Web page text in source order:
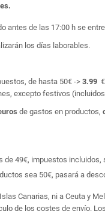
.
antes de las 17:00 h se
los días laborables.
de hasta 50€ -> 3.99 €
excepto festivos
de gastos en productos,
49€, impuestos
sea 50€, pasará a
Canarias, ni a Ceuta y
de los costes de envío.